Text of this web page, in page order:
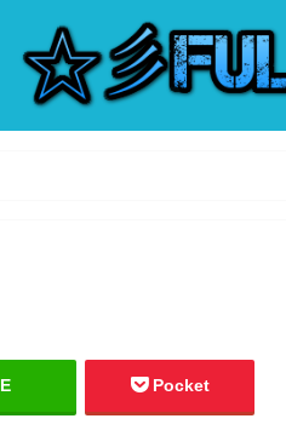
Pocket